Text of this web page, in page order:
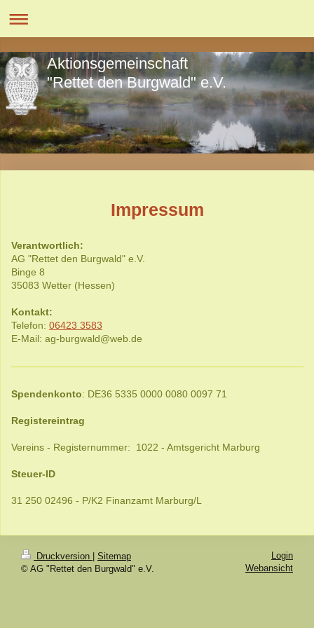
Aktionsgemeinschaft
"Rettet den Burgwald" e.V.
Impressum
Verantwortlich:
AG "Rettet den Burgwald" e.V.
Binge 8
35083 Wetter (Hessen)
Kontakt:
Telefon: 06423 3583
E-Mail: ag-burgwald@web.de
Spendenkonto: DE36 5335 0000 0080 0097 71
Registereintrag
Vereins - Registernummer: 1022 - Amtsgericht Marburg
Steuer-ID
31 250 02496 - P/K2 Finanzamt Marburg/L
Druckversion | Sitemap
© AG "Rettet den Burgwald" e.V.
Login
Webansicht